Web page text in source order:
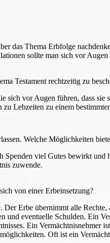
das Thema Erbfolge
sollte man sich vor
Testament rechtzeitig zu
sich vor Augen führen, dass
Lebzeiten zu einem
Welche Möglichkeiten
viel Gutes bewirkt
zuwende.
von einer Erbeinsetzung?
Der Erbe übernimmt alle
eventuelle Schulden. Ein
Ein
Oft ist ein